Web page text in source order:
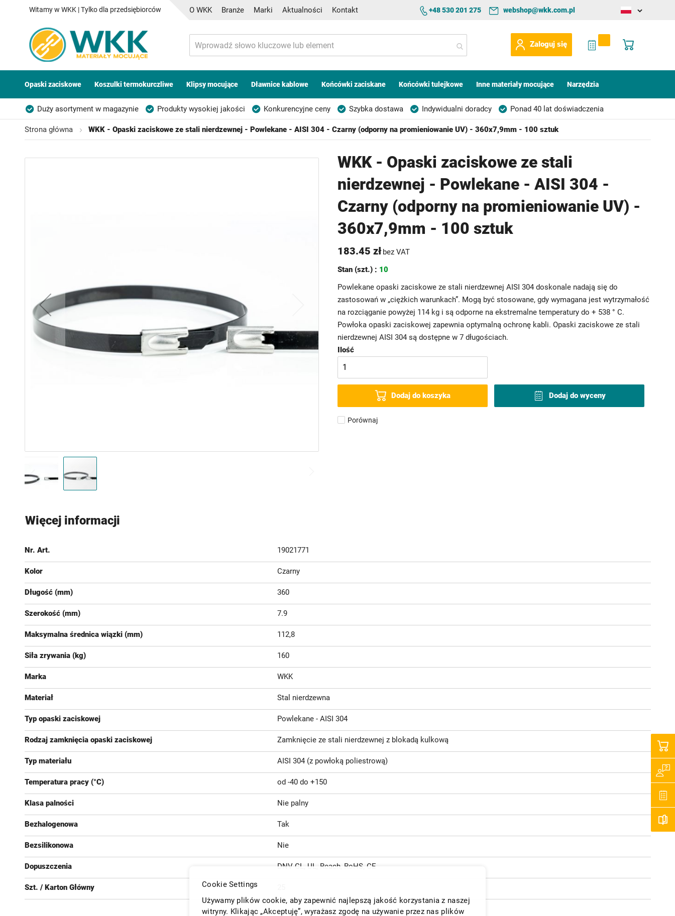
Witamy w WKK | Tylko dla przedsiębiorców O WKK Branże Marki Aktualności Kontakt webshop@wkk.com.pl
+48 530 201 275
Change
Zaloguj się
Mój koszyk
My Quote
Opaski zaciskowe Koszulki termokurczliwe Klipsy mocujące Dławnice kablowe Końcówki zaciskane Końcówki tulejkowe Inne materiały mocujące Narzędzia
Duży asortyment w magazynie Produkty wysokiej jakości Konkurencyjne ceny Szybka dostawa Indywidualni doradcy
Ponad 40 lat doświadczenia
Możliwość własnego etykietowania
Strona główna WKK - Opaski zaciskowe ze stali nierdzewnej - Powlekane - AISI 304 - Czarny (odporny na promieniowanie UV) - 360x7,9mm - 100 sztuk
WKK - Opaski zaciskowe ze stali
nierdzewnej - Powlekane - AISI 304 -
Czarny (odporny na promieniowanie UV) -
360x7,9mm - 100 sztuk
183.45 zł bez VAT
Stan (szt.) : 10
Powlekane opaski zaciskowe ze stali nierdzewnej AISI 304 doskonale nadają się do
zastosowań w „ciężkich warunkach”. Mogą być stosowane, gdy wymagana jest wytrzymałość
na rozciąganie powyżej 114 kg i są odporne na ekstremalne temperatury do + 538 ° C.
Powłoka opaski zaciskowej zapewnia optymalną ochronę kabli. Opaski zaciskowe ze stali
nierdzewnej AISI 304 są dostępne w 7 długościach.
Ilość
Dodaj do koszyka Dodaj do wyceny
Porównaj
początek
Więcej informacji
Nr. Art. 19021771
Kolor Czarny
Długość (mm) 360
Szerokość (mm) 7.9
Maksymalna średnica wiązki (mm) 112,8
Siła zrywania (kg) 160
Marka WKK
Materiał Stal nierdzewna
Typ opaski zaciskowej Powlekane - AISI 304
Rodzaj zamknięcia opaski zaciskowej Zamknięcie ze stali nierdzewnej z blokadą kulkową
Typ materiału AISI 304 (z powłoką poliestrową)
Temperatura pracy (°C) od -40 do +150
Klasa palności Nie palny
Bezhalogenowa Tak
Bezsilikonowa Nie
Dopuszczenia DNV-GL, UL, Reach, RoHS, CE
Szt. / Karton Główny
Cookie Settings
Używamy plików cookie, aby zapewnić najlepszą jakość korzystania z naszej
witryny. Klikając „Akceptuję”, wyrażasz zgodę na używanie przez nas plików